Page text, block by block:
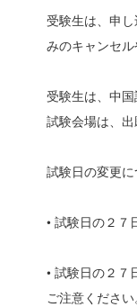
受験生は、申
みのキャンセ
受験生は、中
試験会場は、
試験日の変更
• 試験日の２７
• 試験日の２７
ご注意ください